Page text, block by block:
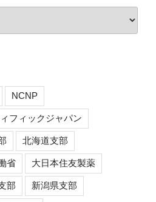
NCNP
フィックジャパン
北海道支部
省 大日本住友製薬
部 新潟県支部